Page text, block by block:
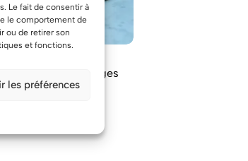
Le fait de consentir à
le comportement de
ou de retirer son
et fonctions.
les préférences
– Reine des neiges